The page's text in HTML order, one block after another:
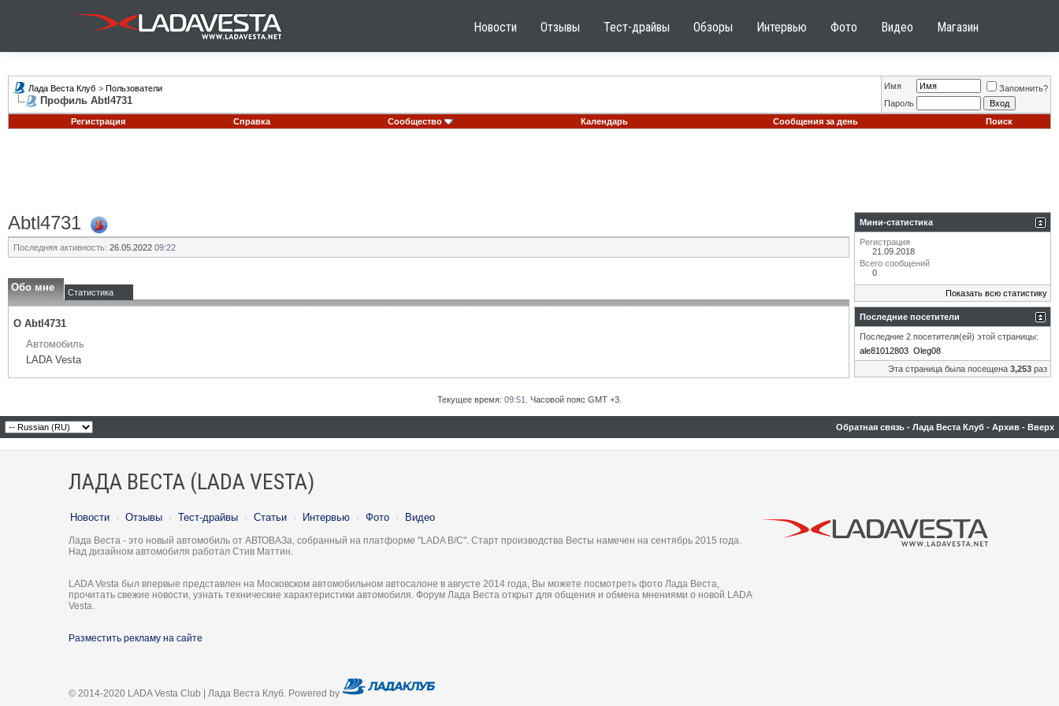
Новости Отзывы Тест-драйвы Обзоры Интервью Фото Видео Магазин
Лада Веста Клуб > Пользователи
Профиль Abtl4731
Имя
Запомнить?
Пароль
Регистрация
Справка Сообщество Календарь Сообщения за день Поиск
Abtl4731
Последняя активность: 26.05.2022 09:22
Обо мне Статистика
О Abtl4731
Автомобиль
LADA Vesta
Мини-статистика
Регистрация
21.09.2018
Всего сообщений
0
Показать всю статистику
Последние посетители
Последние 2 посетителя(ей) этой страницы:
ale81012803 Oleg08
Эта страница была посещена 3,253 раз
Текущее время: 09:51 . Часовой пояс GMT +3.
Обратная связь - Лада Веста Клуб - Архив - Вверх
ЛАДА ВЕСТА (LADA VESTA)
Новости · Отзывы · Тест-драйвы · Статьи · Интервью · Фото · Видео
Лада Веста - это новый автомобиль от АВТОВАЗа, собранный на платформе "LADA B/C". Старт производства Весты намечен на сентябрь 2015 года.
Над дизайном автомобиля работал Стив Маттин.
LADA Vesta был впервые представлен на Московском автомобильном автосалоне в августе 2014 года, Вы можете посмотреть фото Лада Веста,
прочитать свежие новости, узнать технические характеристики автомобиля. Форум Лада Веста открыт для общения и обмена мнениями о новой LADA
Vesta.
Разместить рекламу на сайте
© 2014-2020 LADA Vesta Club | Лада Веста Клуб. Powered by